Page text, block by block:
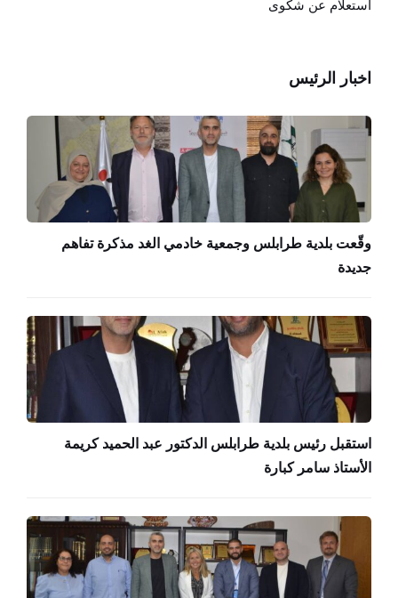
استعلام عن شكوى
اخبار الرئيس
وقّعت بلدية طرابلس وجمعية خادمي الغد مذكرة تفاهم
جديدة
استقبل رئيس بلدية طرابلس الدكتور عبد الحميد كريمة
الأستاذ سامر كبارة